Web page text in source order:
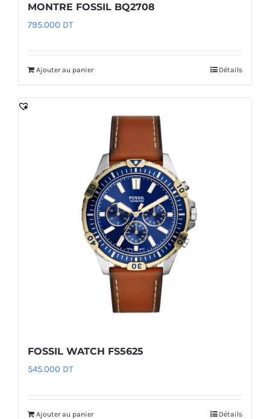
MONTRE FOSSIL BQ2708
795.000 DT
Ajouter au panier Détails
FOSSIL WATCH FS5625
545.000 DT
Ajouter au panier Détails